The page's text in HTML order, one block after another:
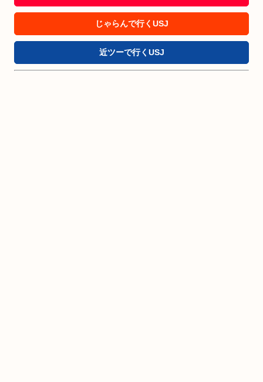
じゃらんで行くUSJ
近ツーで行くUSJ